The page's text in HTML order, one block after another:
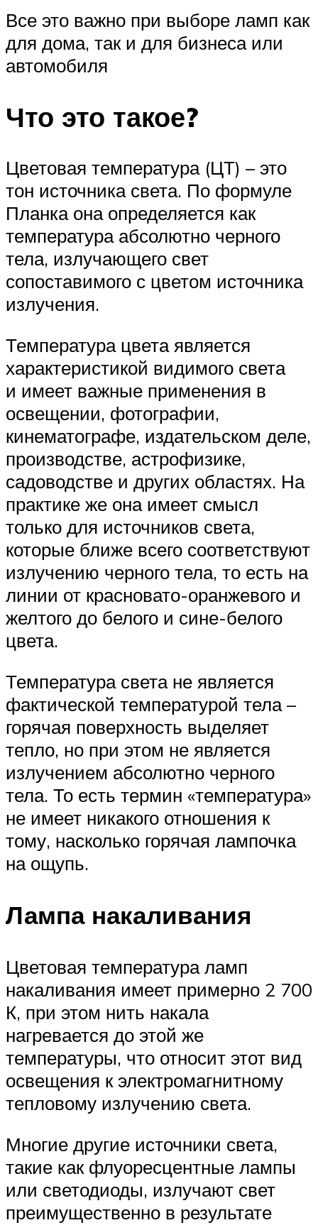
Все это важно при выборе ламп как
для дома, так и для бизнеса или
автомобиля
Что это такое?
Цветовая температура (ЦТ) – это
тон источника света. По формуле
Планка она определяется как
температура абсолютно черного
тела, излучающего свет
сопоставимого с цветом источника
излучения.
Температура цвета является
характеристикой видимого света
и имеет важные применения в
освещении, фотографии,
кинематографе, издательском деле,
производстве, астрофизике,
садоводстве и других областях. На
практике же она имеет смысл
только для источников света,
которые ближе всего соответствуют
излучению черного тела, то есть на
линии от красновато-оранжевого и
желтого до белого и сине-белого
цвета.
Температура света не является
фактической температурой тела –
горячая поверхность выделяет
тепло, но при этом не является
излучением абсолютно черного
тела. То есть термин «температура»
не имеет никакого отношения к
тому, насколько горячая лампочка
на ощупь.
Лампа накаливания
Цветовая температура ламп
накаливания имеет примерно 2 700
К, при этом нить накала
нагревается до этой же
температуры, что относит этот вид
освещения к электромагнитному
тепловому излучению света.
Многие другие источники света,
такие как флуоресцентные лампы
или светодиоды, излучают свет
преимущественно в результате